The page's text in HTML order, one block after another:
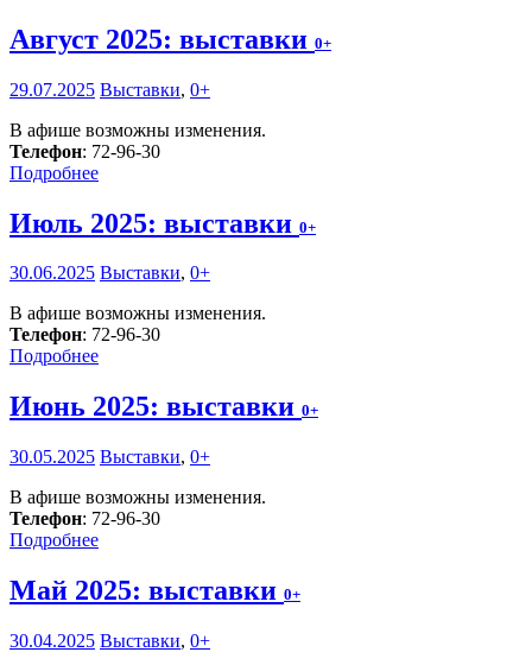
Август 2025: выставки 0+
29.07.2025 Выставки, 0+
В афише возможны изменения.
Телефон: 72-96-30
Подробнее
Июль 2025: выставки 0+
30.06.2025 Выставки, 0+
В афише возможны изменения.
Телефон: 72-96-30
Подробнее
Июнь 2025: выставки 0+
30.05.2025 Выставки, 0+
В афише возможны изменения.
Телефон: 72-96-30
Подробнее
Май 2025: выставки 0+
30.04.2025 Выставки, 0+